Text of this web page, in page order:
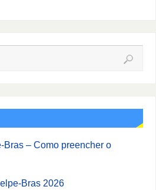
Bras – Como preencher o
Bras 2026